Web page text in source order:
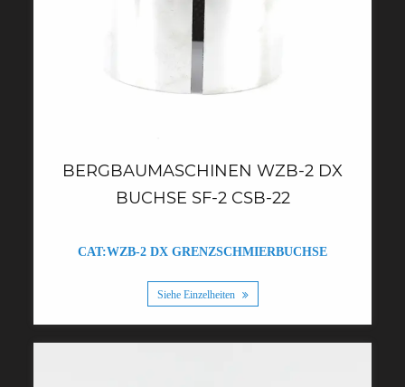
BERGBAUMASCHINEN WZB-2 DX
BUCHSE SF-2 CSB-22
CAT:WZB-2 DX GRENZSCHMIERBUCHSE
Siehe Einzelheiten